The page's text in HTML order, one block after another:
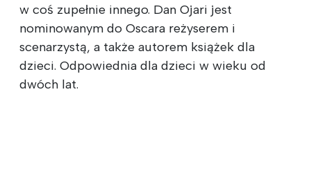
w coś zupełnie innego. Dan Ojari jest
nominowanym do Oscara reżyserem i
scenarzystą, a także autorem książek dla
dzieci. Odpowiednia dla dzieci w wieku od
dwóch lat.